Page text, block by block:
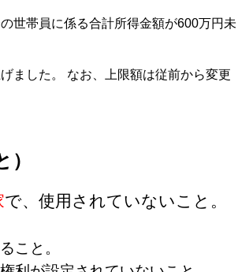
世帯員に係る合計所得金額が600万円未
ました。 なお、上限額は従前から変更
で、使用されていないこと。
こと。